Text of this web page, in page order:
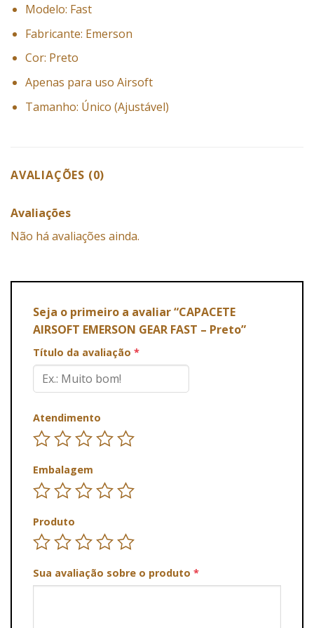
Modelo: Fast
Fabricante: Emerson
Cor: Preto
Apenas para uso Airsoft
Tamanho: Único (Ajustável)
AVALIAÇÕES (0)
Avaliações
Não há avaliações ainda.
Seja o primeiro a avaliar “CAPACETE
AIRSOFT EMERSON GEAR FAST – Preto”
Título da avaliação *
Atendimento
Embalagem
Produto
Sua avaliação sobre o produto *